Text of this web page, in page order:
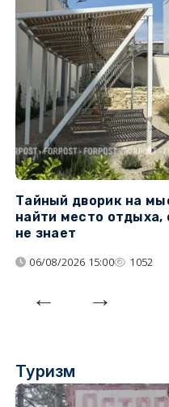
Тайный дворик на
найти место отдыха,
не знает
06/08/2026 15:00 1052
Туризм